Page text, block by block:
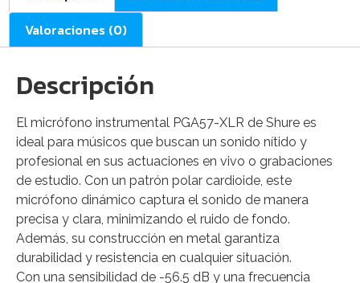
Valoraciones (0)
Descripción
El micrófono instrumental PGA57-XLR de Shure es
ideal para músicos que buscan un sonido nítido y
profesional en sus actuaciones en vivo o grabaciones
de estudio. Con un patrón polar cardioide, este
micrófono dinámico captura el sonido de manera
precisa y clara, minimizando el ruido de fondo.
Además, su construcción en metal garantiza
durabilidad y resistencia en cualquier situación.
Con una sensibilidad de -56.5 dB y una frecuencia